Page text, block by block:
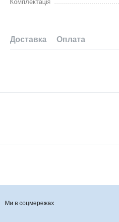
Комплектація
Доставка Оплата
Ми в соцмережах